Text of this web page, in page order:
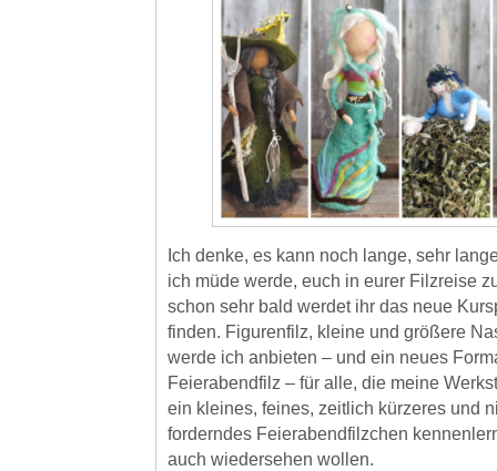
Ich denke, es kann noch lange, sehr
ich müde werde, euch in eurer Filzreise
schon sehr bald werdet ihr das neue
finden. Figurenfilz, kleine und größere
werde ich anbieten – und ein neues
Feierabendfilz – für alle, die meine
ein kleines, feines, zeitlich kürzeres und
forderndes Feierabendfilzchen
auch wiedersehen wollen.